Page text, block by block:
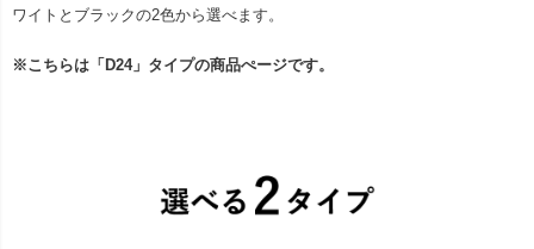
ワイトとブラックの2色から選べます。
※こちらは「D24」タイプの商品ぺージです。